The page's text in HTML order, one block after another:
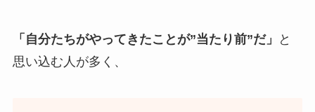
「自分たちがやってきたことが”当たり前”だ」
と
思い込む人が多く、